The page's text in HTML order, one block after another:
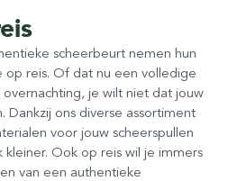
scheerbeurt nemen hun
op reis. Of dat nu een volledige
je wilt niet dat jouw
Dankzij ons diverse assortiment
voor jouw scheerspullen
kleiner. Ook op reis wil je immers
van een authentieke